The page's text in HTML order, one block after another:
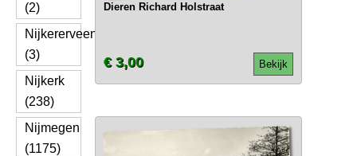
(2)
Nijkererveen
(3)
Nijkerk
(238)
Nijmegen
(1175)
Dieren Richard Holstraat
Bekijk
€ 3,00